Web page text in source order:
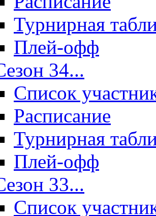
Турнирная
Плей-офф
34...
Список
Расписание
Турнирная
Плей-офф
33...
Список